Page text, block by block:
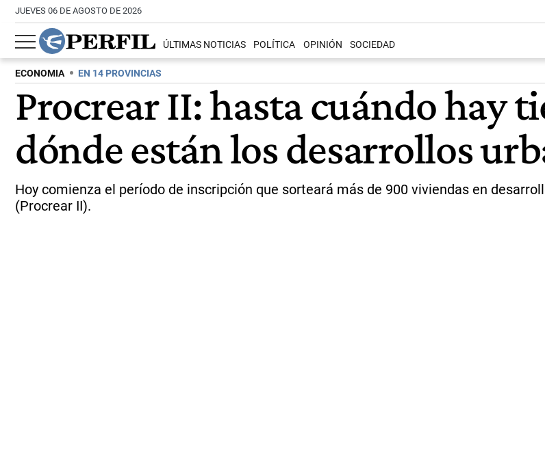
JUEVES 06 DE AGOSTO DE 2026
ÚLTIMAS NOTICIAS POLÍTICA OPINIÓN SOCIEDAD
ECONOMIA EN 14 PROVINCIAS
Procrear II: hasta cuándo hay
dónde están los desarrollos
Hoy comienza el período de inscripción que sorteará más de 900 viviendas en
(Procrear II).